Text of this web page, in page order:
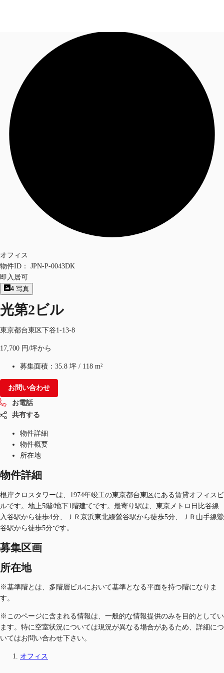
オフィス・事務所
倉庫・物流センター
お電話
オフィス
物件ID：
JPN-P-0043DK
即入居可
4 写真
光第2ビル
東京都台東区下谷1-13-8
17,700 円/坪から
募集面積： 35.8 坪 / 118 m²
お問い合わせ
お電話
共有する
物件詳細
物件概要
所在地
物件詳細
根岸クロスタワーは、1974年竣工の東京都台東区にある賃貸オフィスビ
ルです。地上5階/地下1階建てです。最寄り駅は、東京メトロ日比谷線
入谷駅から徒歩4分、ＪＲ京浜東北線鶯谷駅から徒歩5分、ＪＲ山手線鶯
谷駅から徒歩5分です。
募集区画
所在地
※基準階とは、多階層ビルにおいて基準となる平面を持つ階になりま
す。
※このページに含まれる情報は、一般的な情報提供のみを目的としてい
ます。特に空室状況については現況が異なる場合があるため、詳細につ
いてはお問い合わせ下さい。
オフィス